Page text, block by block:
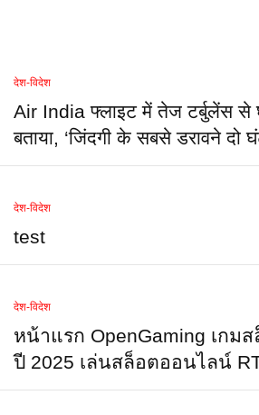
देश-विदेश
Air India फ्लाइट में तेज टर्बुलेंस से
बताया, ‘जिंदगी के सबसे डरावने दो
देश-विदेश
test
देश-विदेश
หน้าแรก OpenGaming เกม
ปี 2025 เล่นสล็อตออนไลน์